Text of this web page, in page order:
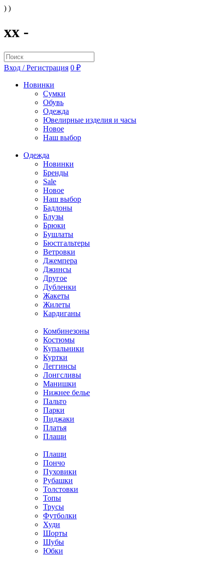
) )
xx -
Вход / Регистрация 0 ₽
Новинки
Сумки
Обувь
Одежда
Ювелирные изделия и часы
Новое
Наш выбор
Одежда
Новинки
Бренды
Sale
Новое
Наш выбор
Бадлоны
Блузы
Брюки
Бушлаты
Бюстгальтеры
Ветровки
Джемпера
Джинсы
Другое
Дубленки
Жакеты
Жилеты
Кардиганы
Комбинезоны
Костюмы
Купальники
Куртки
Леггинсы
Лонгсливы
Манишки
Нижнее белье
Пальто
Парки
Пиджаки
Платья
Плащи
Плащи
Пончо
Пуховики
Рубашки
Толстовки
Топы
Трусы
Футболки
Худи
Шорты
Шубы
Юбки